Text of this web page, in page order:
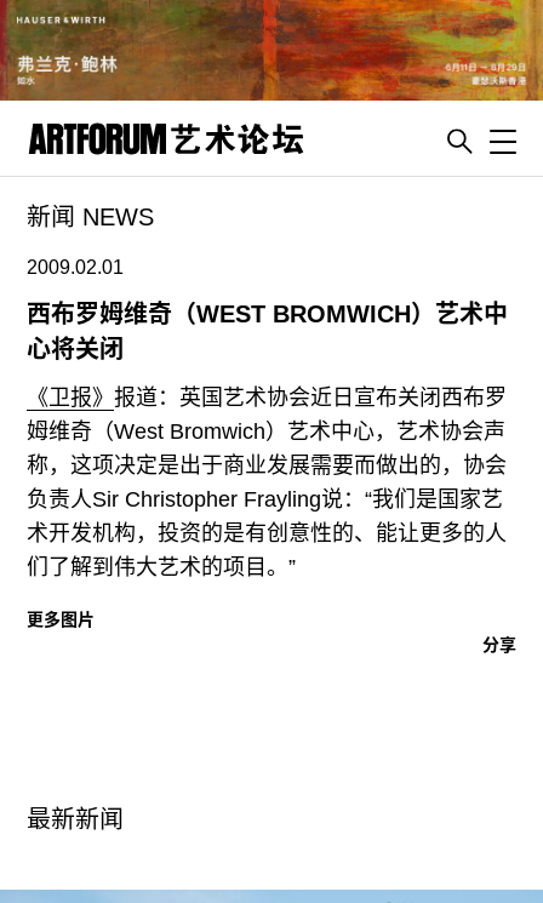
artguide
新闻
展评
杂志
专栏
视频
ENGLISH
ART & EDUCATION
广告
关注我们
新闻 NEWS
2009.02.01
西布罗姆维奇（WEST BROMWICH）艺术中
心将关闭
《卫报》报道：英国艺术协会近日宣布关闭西布罗
姆维奇（West Bromwich）艺术中心，艺术协会声
称，这项决定是出于商业发展需要而做出的，协会
负责人Sir Christopher Frayling说：“我们是国家艺
术开发机构，投资的是有创意性的、能让更多的人
们了解到伟大艺术的项目。”
更多图片
分享
最新新闻